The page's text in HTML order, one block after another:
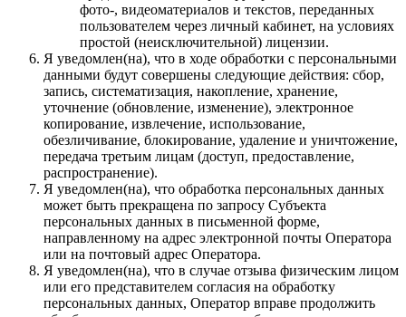
фото-, видеоматериалов и текстов, переданных
пользователем через личный кабинет, на условиях
простой (неисключительной) лицензии.
Я уведомлен(на), что в ходе обработки с персональными
данными будут совершены следующие действия: сбор,
запись, систематизация, накопление, хранение,
уточнение (обновление, изменение), электронное
копирование, извлечение, использование,
обезличивание, блокирование, удаление и уничтожение,
передача третьим лицам (доступ, предоставление,
распространение).
Я уведомлен(на), что обработка персональных данных
может быть прекращена по запросу Субъекта
персональных данных в письменной форме,
направленному на адрес электронной почты Оператора
или на почтовый адрес Оператора.
Я уведомлен(на), что в случае отзыва физическим лицом
или его представителем согласия на обработку
персональных данных, Оператор вправе продолжить